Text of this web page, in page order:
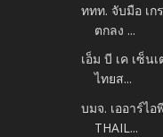
ททท. จับมือ เ
ตกลง ...
เอ็ม บี เค เซ็น
ไทยส...
บมจ. เออาร์ไ
THAIL...